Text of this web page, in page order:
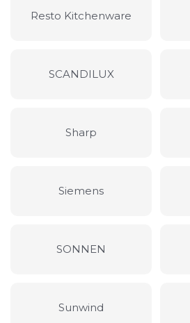
Resto Kitchenware
SCANDILUX
Sharp
Siemens
SONNEN
Sunwind